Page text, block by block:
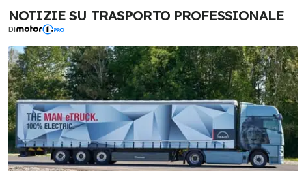
NOTIZIE SU TRASPORTO PROFESSIONALE
DI